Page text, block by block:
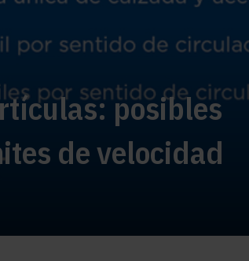
posibles
de velocidad